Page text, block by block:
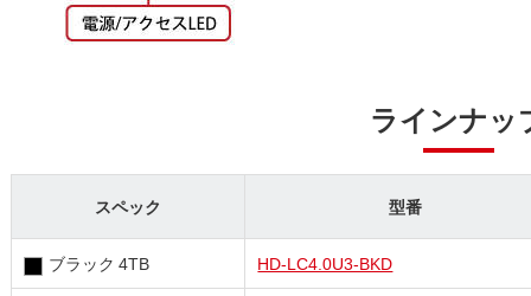
ラインナッ
スペック 型番
ブラック 4TB HD-LC4.0U3-BKD